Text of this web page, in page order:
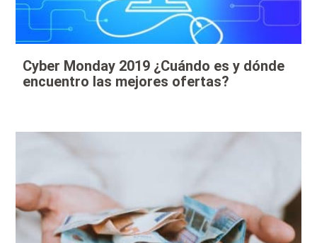
Cyber Monday 2019 ¿Cuándo es y dónde
encuentro las mejores ofertas?